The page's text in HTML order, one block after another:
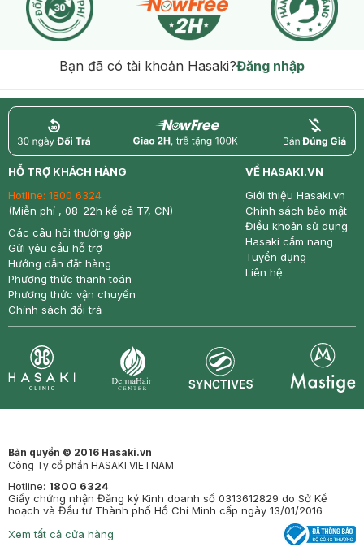
Bạn đã có tài khoản Hasaki?Đăng nhập
return nowfree price
HỖ TRỢ KHÁCH HÀNG
Hotline: 1800 6324
(Miễn phí , 08-22h kể cả T7, CN)
Các câu hỏi thường gặp
Gửi yêu cầu hỗ trợ
Hướng dẫn đặt hàng
Phương thức thanh toán
Phương thức vận chuyển
Chính sách đổi trả
VỀ HASAKI.VN
Giới thiệu Hasaki.vn
Chính sách bảo mật
Điều khoản sử dụng
Hasaki cẩm nang
Tuyển dụng
Liên hệ
Bản quyền © 2016 Hasaki.vn
Công Ty cổ phần HASAKI VIETNAM
Hotline: 1800 6324
Giấy chứng nhận Đăng ký Kinh doanh số 0313612829 do Sở Kế
hoạch và Đầu tư Thành phố Hồ Chí Minh cấp ngày 13/01/2016
Xem tất cả cửa hàng